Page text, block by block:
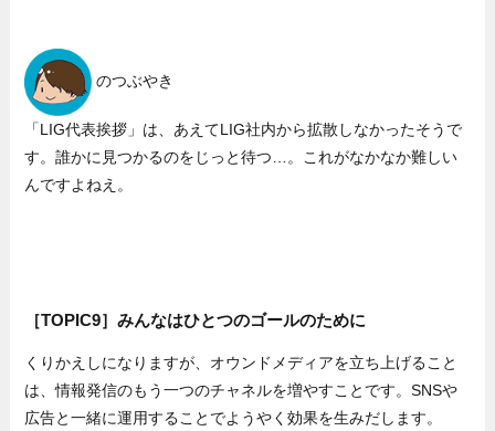
のつぶやき
「LIG代表挨拶」は、あえてLIG社内から拡散しなかったそうで
す。誰かに見つかるのをじっと待つ…。これがなかなか難しい
んですよねえ。
［TOPIC9］みんなはひとつのゴールのために
くりかえしになりますが、オウンドメディアを立ち上げること
は、情報発信のもう一つのチャネルを増やすことです。SNSや
広告と一緒に運用することでようやく効果を生みだします。